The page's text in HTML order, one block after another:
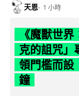
天恩 1 小時
《魔獸世
克的詛咒」
領門檻而設
鐘